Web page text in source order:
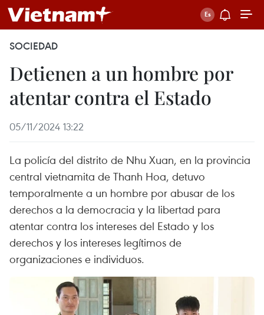
SOCIEDAD
Detienen a un hombre por
atentar contra el Estado
05/11/2024 13:22
La policía del distrito de Nhu Xuan, en la provincia
central vietnamita de Thanh Hoa, detuvo
temporalmente a un hombre por abusar de los
derechos a la democracia y la libertad para
atentar contra los intereses del Estado y los
derechos y los intereses legítimos de
organizaciones e individuos.